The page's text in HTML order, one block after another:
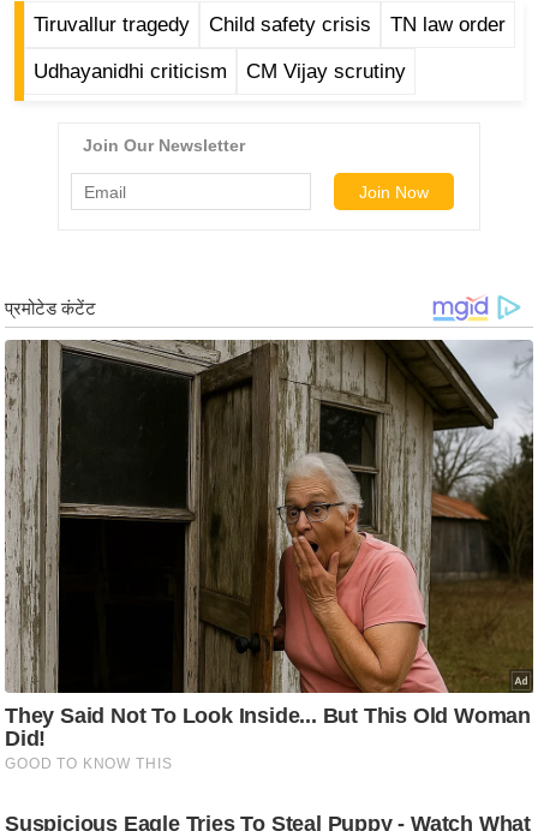
मी
B
g
N
e
w
ला
इ
फ
स्टा
इ
ल
टे
क्नॉ
लॉ
जी
टी
Tiruvallur tragedy Child safety crisis TN law order
Udhayanidhi criticism CM Vijay scrutiny